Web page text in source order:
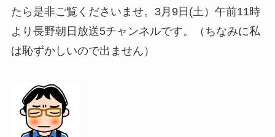
たら是非ご覧くださいませ。3月9日(土）午前11時
より長野朝日放送5チャンネルです。（ちなみに私
は恥ずかしいので出ません）